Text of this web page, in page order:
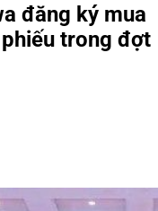
đăng ký mua
trong đợt